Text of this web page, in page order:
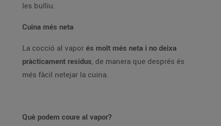
les bulliu.
Cuina més neta
La cocció al vapor és molt més neta i no deixa
pràcticament residus, de manera que després és
més fàcil netejar la cuina.
Què podem coure al vapor?